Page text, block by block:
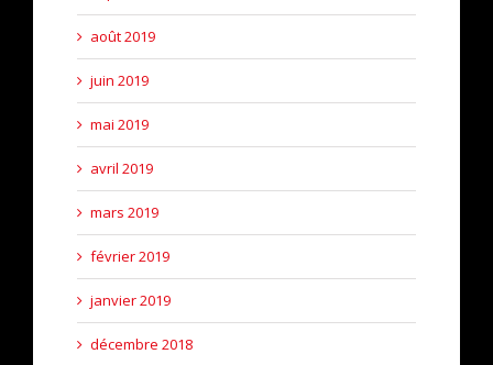
août 2019
juin 2019
mai 2019
avril 2019
mars 2019
février 2019
janvier 2019
décembre 2018